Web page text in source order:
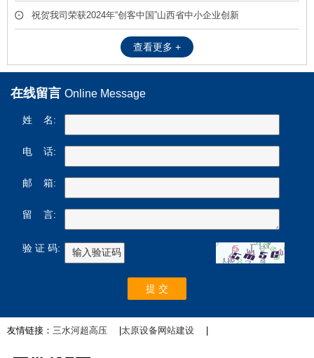
位” 荣誉称号
祝贺我司荣获2024年“创客中国”山西省中小企业创新
查看更多 +
在线留言 Online Message
姓 名:
电 话:
邮 箱:
留 言:
验 证 码:
友情链接： 三水河超高压 |太原设备网站建设 |